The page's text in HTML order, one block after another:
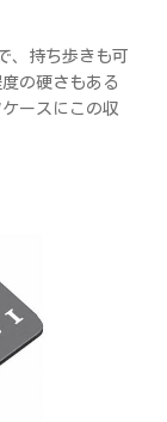
、持ち歩きも可
の硬さもある
ースにこの収